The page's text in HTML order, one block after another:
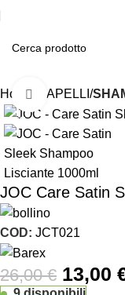
Home CAPELLI
-50%
Click to
JOC Care Satin
COD: JCT021
26,00€ 13,00